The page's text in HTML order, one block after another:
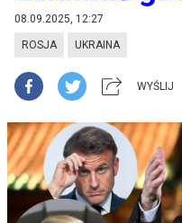
08.09.2025, 12:27
ROSJA UKRAINA
WYŚLIJ